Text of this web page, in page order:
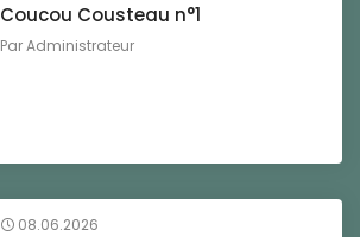
Coucou Cousteau n°1
ParAdministrateur
08.06.2026